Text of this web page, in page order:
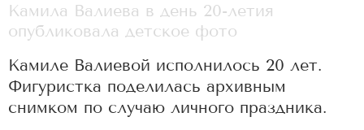
Камила Валиева в день 20-летия
опубликовала детское фото
Камиле Валиевой исполнилось 20 лет.
Фигуристка поделилась архивным
снимком по случаю личного праздника.